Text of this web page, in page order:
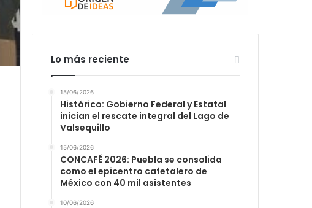
Lo más reciente
15/06/2026
Histórico: Gobierno Federal y Estatal
inician el rescate integral del Lago de
Valsequillo
15/06/2026
CONCAFÉ 2026: Puebla se consolida
como el epicentro cafetalero de
México con 40 mil asistentes
10/06/2026